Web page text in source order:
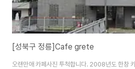
[성북구 정릉]Cafe grete
오랜만애 카페사진 투척합니다. 2008년도 한창